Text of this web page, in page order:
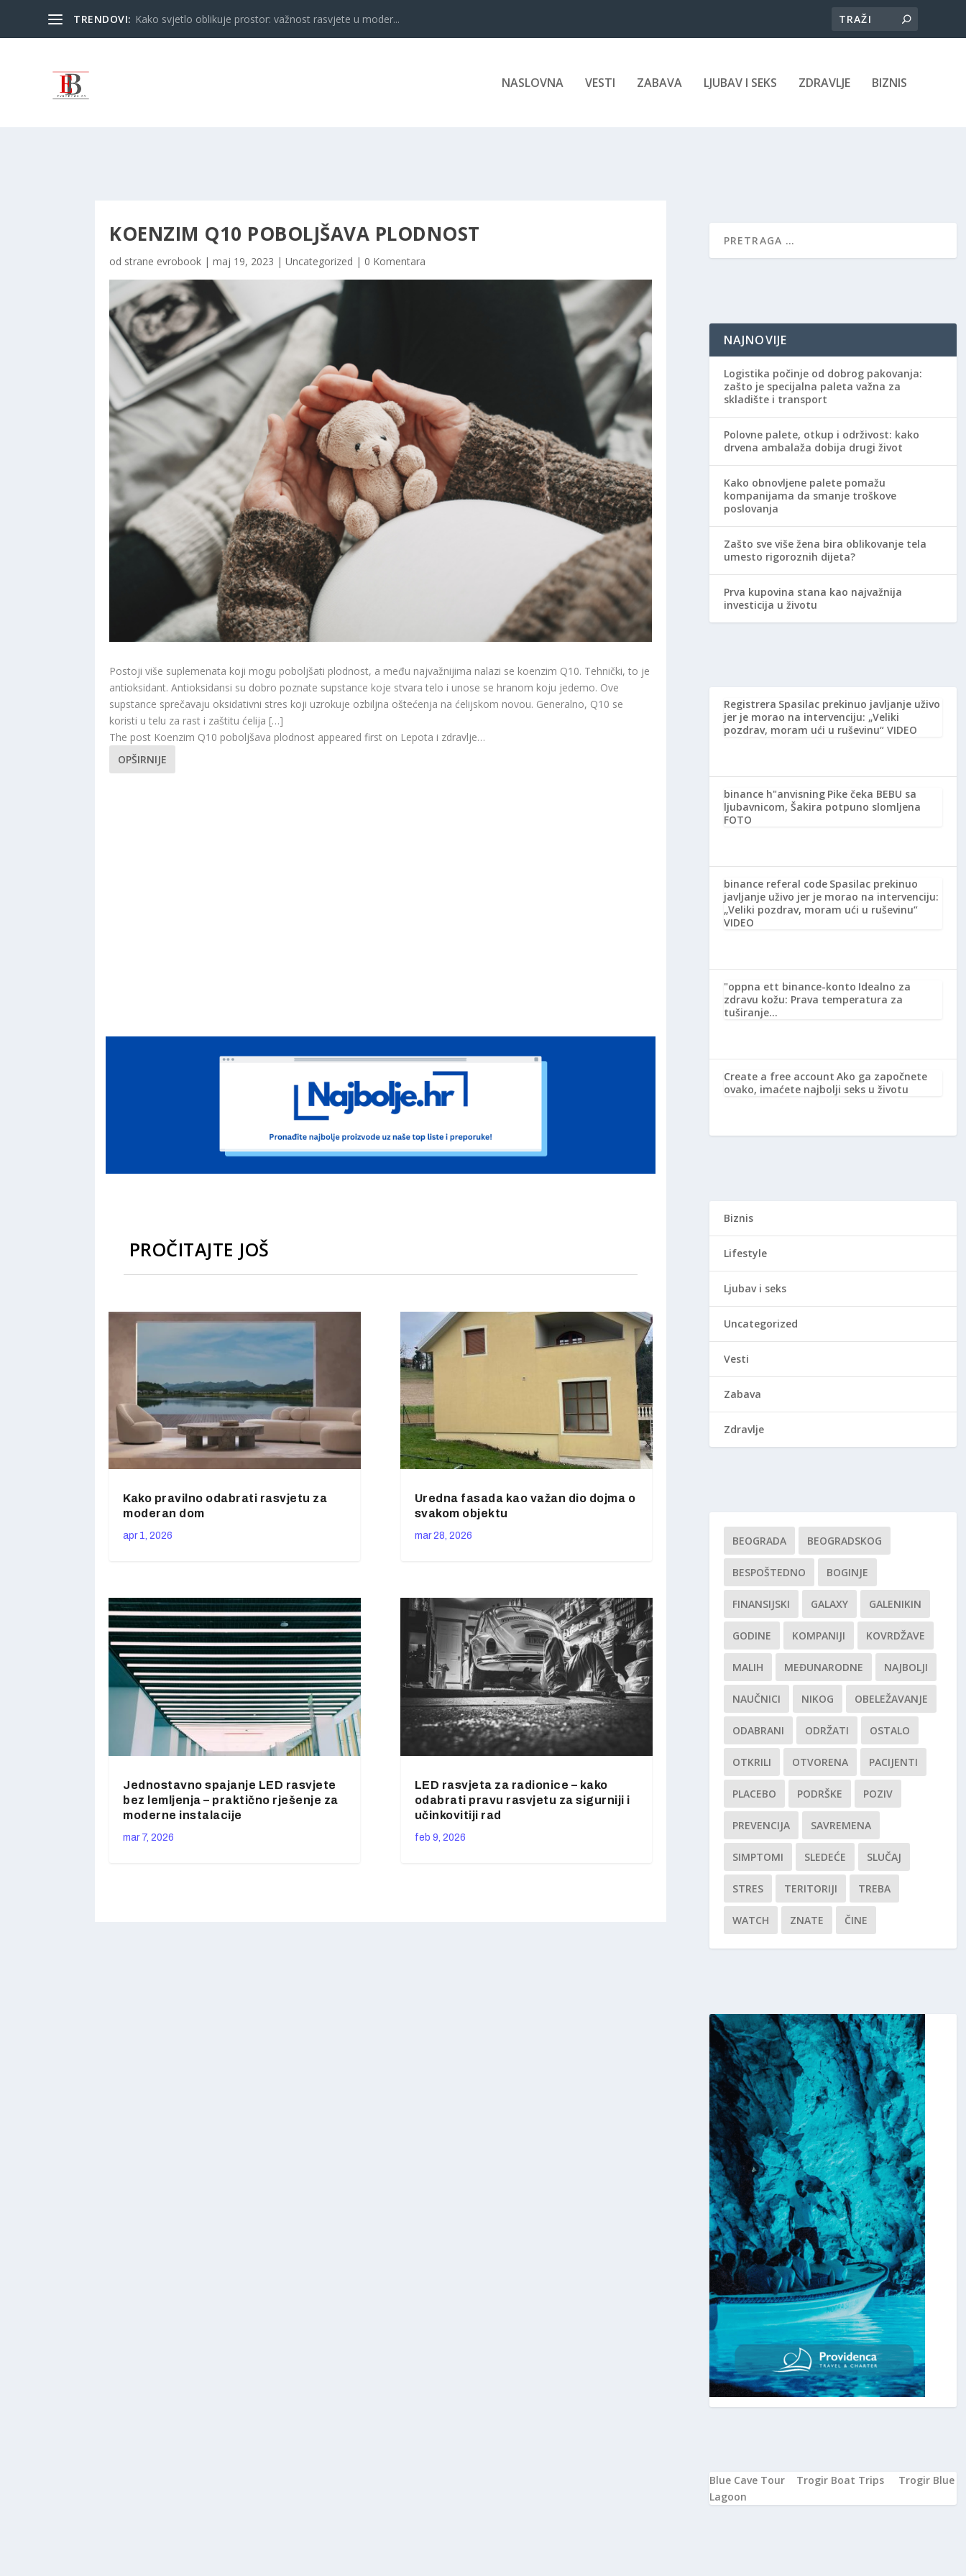
TRENDOVI: Kako svjetlo oblikuje prostor: važnost rasvjete u moder...
NASLOVNA VESTI ZABAVA LJUBAV I SEKS ZDRAVLJE BIZNIS
KOENZIM Q10 POBOLJŠAVA PLODNOST
od strane evrobook | maj 19, 2023 | Uncategorized | 0 Komentara
Postoji više suplemenata koji mogu poboljšati plodnost, a među najvažnijima nalazi se koenzim Q10. Tehnički, to je
antioksidant. Antioksidansi su dobro poznate supstance koje stvara telo i unose se hranom koju jedemo. Ove
supstance sprečavaju oksidativni stres koji uzrokuje ozbiljna oštećenja na ćelijskom novou. Generalno, Q10 se
koristi u telu za rast i zaštitu ćelija […]
The post Koenzim Q10 poboljšava plodnost appeared first on Lepota i zdravlje…
OPŠIRNIJE
PROČITAJTE JOŠ
Kako pravilno odabrati rasvjetu za
moderan dom
apr 1, 2026
Jednostavno spajanje LED rasvjete
bez lemljenja – praktično rješenje za
moderne instalacije
mar 7, 2026
Uredna fasada kao važan dio dojma o
svakom objektu
mar 28, 2026
LED rasvjeta za radionice – kako
odabrati pravu rasvjetu za sigurniji i
učinkovitiji rad
feb 9, 2026
NAJNOVIJE
Logistika počinje od dobrog pakovanja:
zašto je specijalna paleta važna za
skladište i transport
Polovne palete, otkup i održivost: kako
drvena ambalaža dobija drugi život
Kako obnovljene palete pomažu
kompanijama da smanje troškove
poslovanja
Zašto sve više žena bira oblikovanje tela
umesto rigoroznih dijeta?
Prva kupovina stana kao najvažnija
investicija u životu
Registrera Spasilac prekinuo javljanje uživo
jer je morao na intervenciju: „Veliki
pozdrav, moram ući u ruševinu“ VIDEO
binance h"anvisning Pike čeka BEBU sa
ljubavnicom, Šakira potpuno slomljena
FOTO
binance referal code Spasilac prekinuo
javljanje uživo jer je morao na intervenciju:
„Veliki pozdrav, moram ući u ruševinu“
VIDEO
"oppna ett binance-konto Idealno za
zdravu kožu: Prava temperatura za
tuširanje…
Create a free account Ako ga započnete
ovako, imaćete najbolji seks u životu
Biznis
Lifestyle
Ljubav i seks
Uncategorized
Vesti
Zabava
Zdravlje
BEOGRADA BEOGRADSKOG
BESPOŠTEDNO BOGINJE
FINANSIJSKI GALAXY GALENIKIN
GODINE KOMPANIJI KOVRDŽAVE
MALIH MEĐUNARODNE NAJBOLJI
NAUČNICI NIKOG OBELEŽAVANJE
ODABRANI ODRŽATI OSTALO
OTKRILI OTVORENA PACIJENTI
PLACEBO PODRŠKE POZIV
PREVENCIJA SAVREMENA
SIMPTOMI SLEDEĆE SLUČAJ
STRES TERITORIJI TREBA
WATCH ZNATE ČINE
Blue Cave Tour Trogir Boat Trips
Trogir Blue
Lagoon